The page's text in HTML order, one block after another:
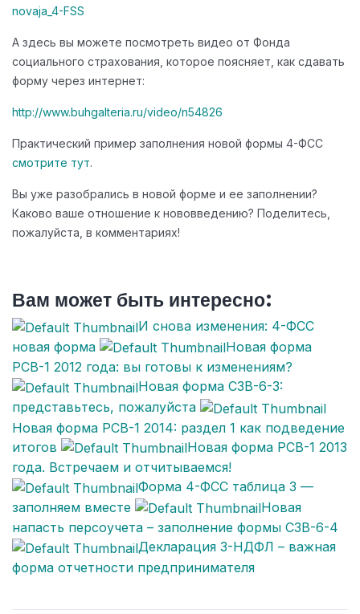
novaja_4-FSS
А здесь вы можете посмотреть видео от Фонда
социального страхования, которое поясняет, как сдавать
форму через интернет:
http://www.buhgalteria.ru/video/n54826
Практический пример заполнения новой формы 4-ФСС
смотрите тут.
Вы уже разобрались в новой форме и ее заполнении?
Каково ваше отношение к нововведению? Поделитесь,
пожалуйста, в комментариях!
Вам может быть интересно:
И снова изменения: 4-ФСС
новая форма
Новая форма
РСВ-1 2012 года: вы готовы к изменениям?
Новая форма СЗВ-6-3:
представьтесь, пожалуйста
Новая форма РСВ-1 2014: раздел 1 как подведение
итогов
Новая форма РСВ-1 2013
года. Встречаем и отчитываемся!
Форма 4-ФСС таблица 3 —
заполняем вместе
Новая
напасть персоучета – заполнение формы СЗВ-6-4
Декларация 3-НДФЛ – важная
форма отчетности предпринимателя